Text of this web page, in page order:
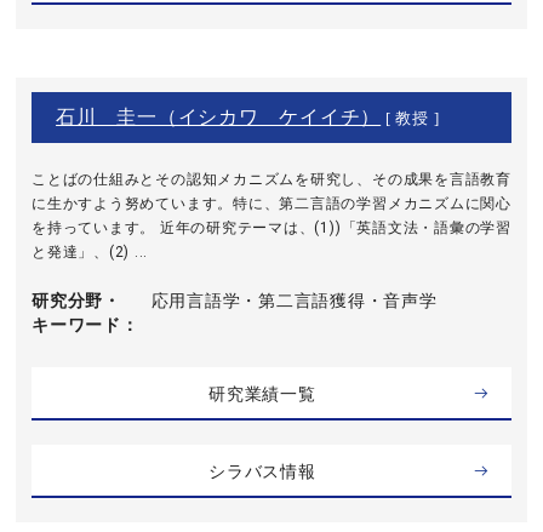
石川 圭一（イシカワ ケイイチ） [ 教授 ]
ことばの仕組みとその認知メカニズムを研究し、その成果を言語教育
に生かすよう努めています。特に、第二言語の学習メカニズムに関心
を持っています。 近年の研究テーマは、(1))「英語文法・語彙の学習
と発達」、(2) ...
研究分野・
キーワード
応用言語学・第二言語獲得・音声学
研究業績一覧
シラバス情報